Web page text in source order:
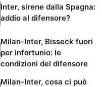
Inter, sirene dalla Spagna:
addio al difensore?
Milan-Inter, Bisseck fuori
per infortunio: le
condizioni del difensore
Milan-Inter, cosa ci può